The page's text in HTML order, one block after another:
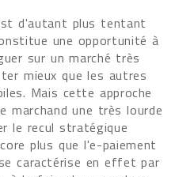
d'autant plus tentant
une opportunité à
sur un marché très
mieux que les autres
Mais cette approche
marchand une très lourde
le recul stratégique
plus que l'e-paiement
caractérise en effet par